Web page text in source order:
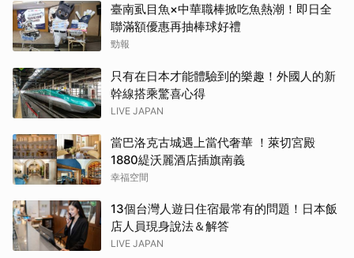
臺南虱目魚×中華職棒掀吃魚熱潮！即日全
聯滿額優惠再抽棒球好禮
勁報
只有在日本才能體驗到的樂趣！外國人的新
幹線搭乘驚喜心得
LIVE JAPAN
當巴洛克古城遇上當代奢華 ！萊切宮殿
1880緹沃麗酒店插旗南義
幸福空間
13個台灣人遊日住宿最常有的問題！日本飯
店人員現身說法＆解答
LIVE JAPAN